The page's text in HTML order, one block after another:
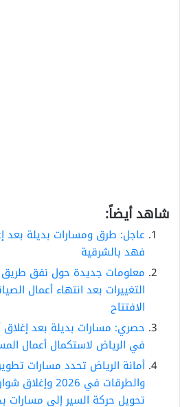
شاهد أيضاً:
عاجل: طرق ومسارات بديلة بعد
فهد بالشرقية
معلومات جديدة حول نفق
التغييرات بعد انتهاء أعمال
الافتتاح
حصري: مسارات بديلة بعد
في الرياض لاستكمال أعمال
أمانة الرياض تحدد مسارات
والطرقات في
تحويل حركة السير إلى مسارات